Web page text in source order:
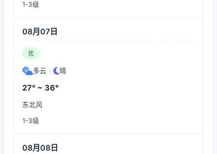
1-3级
08月07日
优
多云 晴
27° ~ 36°
东北风
1-3级
08月08日